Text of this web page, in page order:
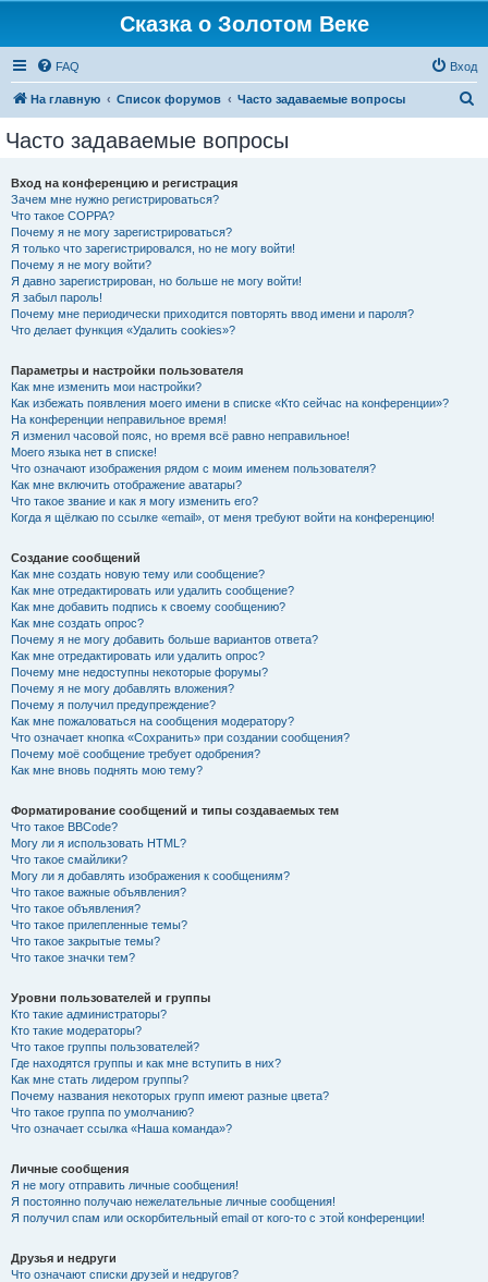
Сказка о Золотом Веке
FAQ Вход
На главную Список форумов Часто задаваемые вопросы
Часто задаваемые вопросы
Вход на конференцию и регистрация
Зачем мне нужно регистрироваться?
Что такое COPPA?
Почему я не могу зарегистрироваться?
Я только что зарегистрировался, но не могу войти!
Почему я не могу войти?
Я давно зарегистрирован, но больше не могу войти!
Я забыл пароль!
Почему мне периодически приходится повторять ввод имени и пароля?
Что делает функция «Удалить cookies»?
Параметры и настройки пользователя
Как мне изменить мои настройки?
Как избежать появления моего имени в списке «Кто сейчас на конференции»?
На конференции неправильное время!
Я изменил часовой пояс, но время всё равно неправильное!
Моего языка нет в списке!
Что означают изображения рядом с моим именем пользователя?
Как мне включить отображение аватары?
Что такое звание и как я могу изменить его?
Когда я щёлкаю по ссылке «email», от меня требуют войти на конференцию!
Создание сообщений
Как мне создать новую тему или сообщение?
Как мне отредактировать или удалить сообщение?
Как мне добавить подпись к своему сообщению?
Как мне создать опрос?
Почему я не могу добавить больше вариантов ответа?
Как мне отредактировать или удалить опрос?
Почему мне недоступны некоторые форумы?
Почему я не могу добавлять вложения?
Почему я получил предупреждение?
Как мне пожаловаться на сообщения модератору?
Что означает кнопка «Сохранить» при создании сообщения?
Почему моё сообщение требует одобрения?
Как мне вновь поднять мою тему?
Форматирование сообщений и типы создаваемых тем
Что такое BBCode?
Могу ли я использовать HTML?
Что такое смайлики?
Могу ли я добавлять изображения к сообщениям?
Что такое важные объявления?
Что такое объявления?
Что такое прилепленные темы?
Что такое закрытые темы?
Что такое значки тем?
Уровни пользователей и группы
Кто такие администраторы?
Кто такие модераторы?
Что такое группы пользователей?
Где находятся группы и как мне вступить в них?
Как мне стать лидером группы?
Почему названия некоторых групп имеют разные цвета?
Что такое группа по умолчанию?
Что означает ссылка «Наша команда»?
Личные сообщения
Я не могу отправить личные сообщения!
Я постоянно получаю нежелательные личные сообщения!
Я получил спам или оскорбительный email от кого-то с этой конференции!
Друзья и недруги
Что означают списки друзей и недругов?